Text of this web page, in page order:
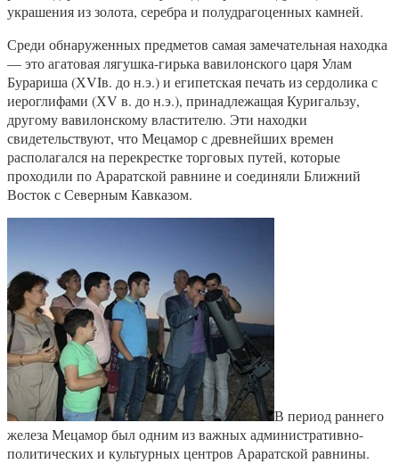
украшения из золота, серебра и полудрагоценных камней.
Среди обнаруженных предметов самая замечательная находка
— это агатовая лягушка-гирька вавилонского царя Улам
Бурариша (ХVIв. до н.э.) и египетская печать из сердолика с
иероглифами (ХV в. до н.э.), принадлежащая Куригальзу,
другому вавилонскому властителю. Эти находки
свидетельствуют, что Мецамор с древнейших времен
располагался на перекрестке торговых путей, которые
проходили по Араратской равнине и соединяли Ближний
Восток с Северным Кавказом.
В период раннего
железа Мецамор был одним из важных административно-
политических и культурных центров Араратской равнины.